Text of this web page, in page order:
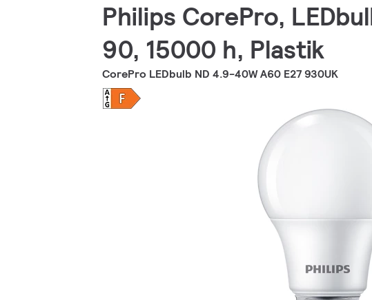
Philips CorePro,
90, 15000 h, Plastik
CorePro LEDbulb ND 4.9-40W A60 E27 930UK